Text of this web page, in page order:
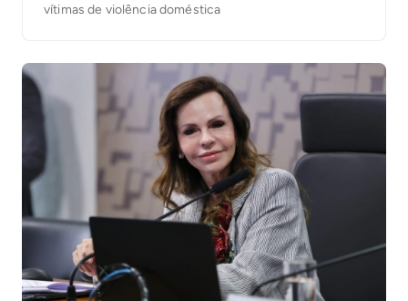
vítimas de violência doméstica